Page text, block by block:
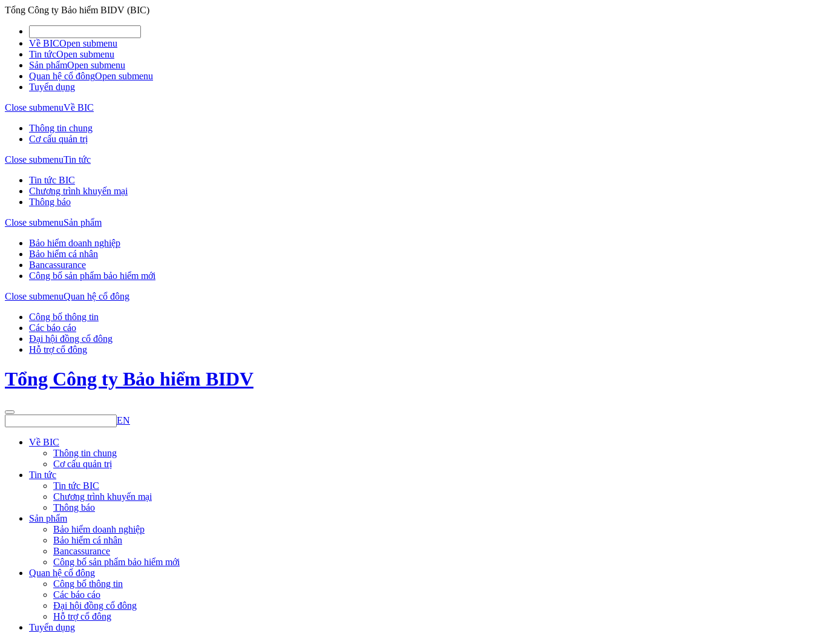
Tổng Công ty Bảo hiểm BIDV (BIC)
Về BICOpen submenu
Tin tứcOpen submenu
Sản phẩmOpen submenu
Quan hệ cổ đôngOpen submenu
Tuyển dụng
Close submenuVề BIC
Thông tin chung
Cơ cấu quản trị
Close submenuTin tức
Tin tức BIC
Chương trình khuyến mại
Thông báo
Close submenuSản phẩm
Bảo hiểm doanh nghiệp
Bảo hiểm cá nhân
Bancassurance
Công bố sản phẩm bảo hiểm mới
Close submenuQuan hệ cổ đông
Công bố thông tin
Các báo cáo
Đại hội đồng cổ đông
Hỗ trợ cổ đông
Tổng Công ty Bảo hiểm BIDV
EN
Về BIC
Thông tin chung
Cơ cấu quản trị
Tin tức
Tin tức BIC
Chương trình khuyến mại
Thông báo
Sản phẩm
Bảo hiểm doanh nghiệp
Bảo hiểm cá nhân
Bancassurance
Công bố sản phẩm bảo hiểm mới
Quan hệ cổ đông
Công bố thông tin
Các báo cáo
Đại hội đồng cổ đông
Hỗ trợ cổ đông
Tuyển dụng